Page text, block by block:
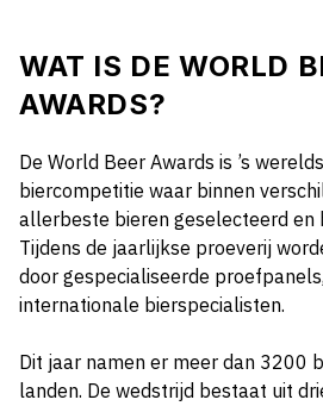
WAT IS DE WORLD
AWARDS?
De World Beer Awards is ’s
biercompetitie waar binnen
allerbeste bieren geselecteerd en
Tijdens de jaarlijkse proeverij
door gespecialiseerde
internationale bierspecialisten.
Dit jaar namen er meer dan 3200
landen. De wedstrijd bestaat uit